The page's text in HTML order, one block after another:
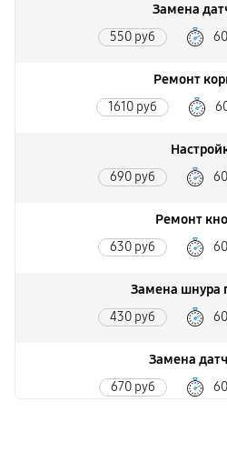
Замена
550 руб
Ремонт
1610 руб
690 руб
Ремонт
630 руб
Замена шнура
430 руб
Замена
670 руб